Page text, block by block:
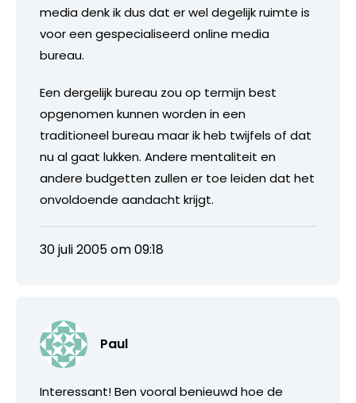
media denk ik dus dat er wel degelijk ruimte is
voor een gespecialiseerd online media
bureau.
Een dergelijk bureau zou op termijn best
opgenomen kunnen worden in een
traditioneel bureau maar ik heb twijfels of dat
nu al gaat lukken. Andere mentaliteit en
andere budgetten zullen er toe leiden dat het
onvoldoende aandacht krijgt.
30 juli 2005 om 09:18
Paul
Interessant! Ben vooral benieuwd hoe de